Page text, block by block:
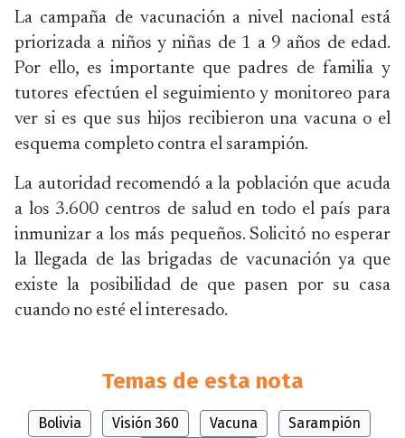
La campaña de vacunación a nivel nacional está
priorizada a niños y niñas de 1 a 9 años de edad.
Por ello, es importante que padres de familia y
tutores efectúen el seguimiento y monitoreo para
ver si es que sus hijos recibieron una vacuna o el
esquema completo contra el sarampión.
La autoridad recomendó a la población que acuda
a los 3.600 centros de salud en todo el país para
inmunizar a los más pequeños. Solicitó no esperar
la llegada de las brigadas de vacunación ya que
existe la posibilidad de que pasen por su casa
cuando no esté el interesado.
Temas de esta nota
Bolivia Visión 360 Vacuna
Sarampión